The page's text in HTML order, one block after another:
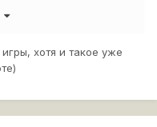
хотя и такое уже